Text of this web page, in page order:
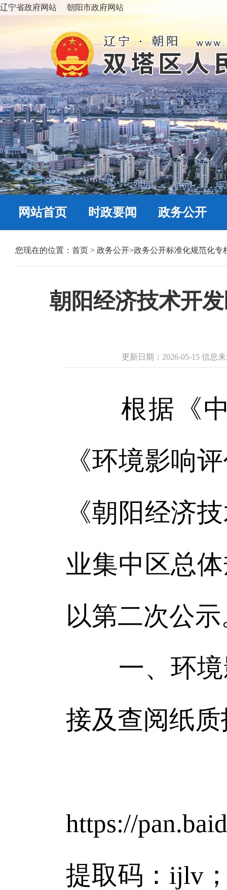
辽宁省政府网站 朝阳市政府网站
网站首页 时政要闻 政务公开
您现在的位置： 首页 > 政务公开>政务公开标准化规范化专
朝阳经济技术开
更新日期：2026-05-15 信息
根据《中
《环境影响
《朝阳经济
业集中区总
以第二次公
一、环
接及查阅纸
https://
提取码：ijlv